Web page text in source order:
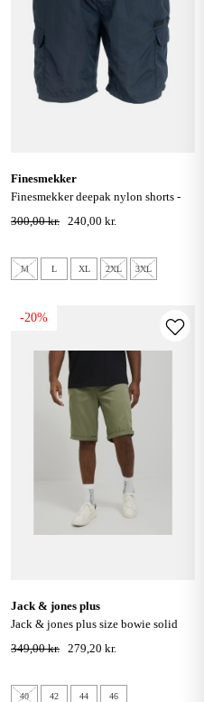
finesmekker
finesmekker deepak nylon shorts -
navy
300,00 kr. 240,00 kr.
M L XL 2XL 3XL
-20%
jack & jones plus
jack & jones plus size bowie solid
shorts - deep lichen green
349,00 kr. 279,20 kr.
40 42 44 46